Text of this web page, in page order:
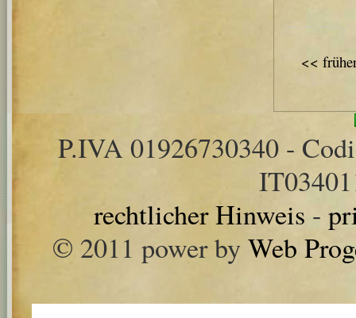
<<
P.IVA 01926730340 -
rechtlicher Hinweis -
© 2011 power byWeb